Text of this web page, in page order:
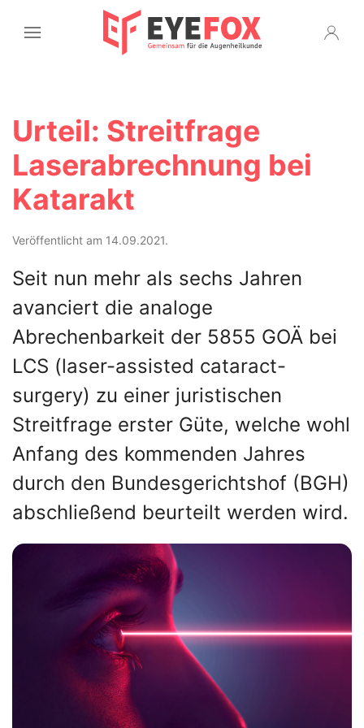
Urteil: Streitfrage
Laserabrechnung bei
Katarakt
Veröffentlicht am 14.09.2021.
Seit nun mehr als sechs Jahren
avanciert die analoge
Abrechenbarkeit der 5855 GOÄ bei
LCS (laser-assisted cataract-
surgery) zu einer juristischen
Streitfrage erster Güte, welche wohl
Anfang des kommenden Jahres
durch den Bundesgerichtshof (BGH)
abschließend beurteilt werden wird.